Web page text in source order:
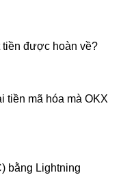
tiền được hoàn về?
tiền mã hóa mà OKX
bằng Lightning